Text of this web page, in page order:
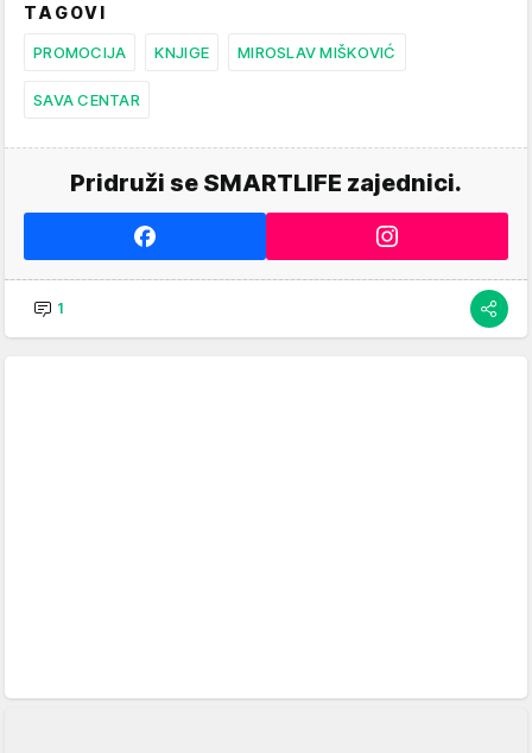
TAGOVI
PROMOCIJA KNJIGE MIROSLAV MIŠKOVIĆ
SAVA CENTAR
Pridruži se SMARTLIFE zajednici.
1